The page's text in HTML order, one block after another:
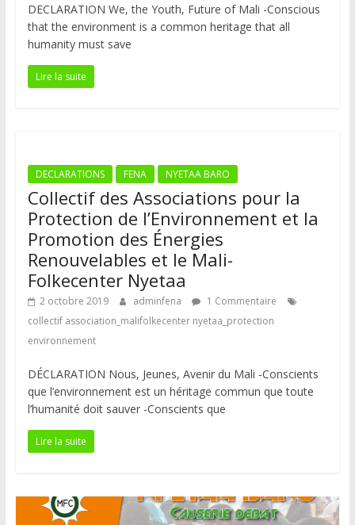
DECLARATION We, the Youth, Future of Mali -Conscious
that the environment is a common heritage that all
humanity must save
Lire la suite
DECLARATIONS FENA NYETAA BARO
Collectif des Associations pour la
Protection de l’Environnement et la
Promotion des Énergies
Renouvelables et le Mali-
Folkecenter Nyetaa
2 octobre 2019 adminfena
1 Commentaire
collectif association_malifolkecenter nyetaa_protection
environnement
DÉCLARATION Nous, Jeunes, Avenir du Mali -Conscients
que l’environnement est un héritage commun que toute
l’humanité doit sauver -Conscients que
Lire la suite